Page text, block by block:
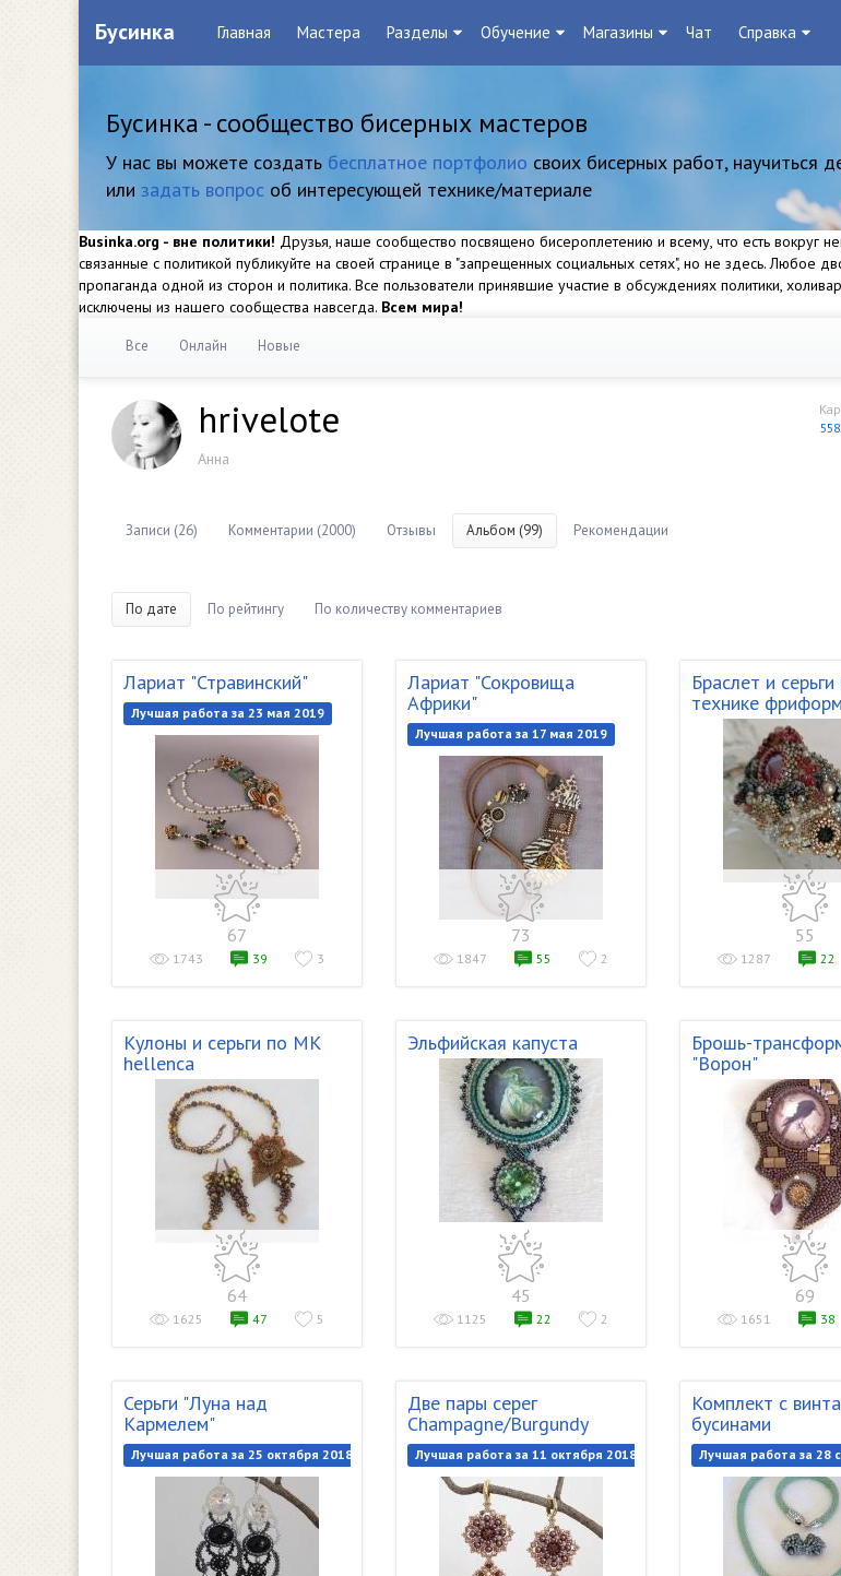
Бусинка Главная Мастера Разделы Обучение Магазины Чат Справка
Бусинка - сообщество бисерных мастеров
У нас вы можете создать бесплатное портфолио своих бисерных работ, научиться
или задать вопрос об интересующей технике/материале
Businka.org - вне политики! Друзья, наше сообщество посвящено бисероплетению и всему, что есть вокруг
связанные с политикой публикуйте на своей странице в "запрещенных социальных сетях", но не здесь. Любое
пропаганда одной из сторон и политика. Все пользователи принявшие участие в обсуждениях политики,
исключены из нашего сообщества навсегда. Всем мира!
Все Онлайн Новые
hrivelote
Анна
Записи (26) Комментарии (2000) Отзывы Альбом (99) Рекомендации
По дате По рейтингу По количеству комментариев
Лариат "Стравинский"
Лучшая работа за 23 мая 2019
67
1743 39 3
Лариат "Сокровища
Африки"
Лучшая работа за 17 мая 2019
73
1847 55 2
Браслет и серьги
технике фриформ
55
1287 22
Кулоны и серьги по МК
hellenca
64
1625 47 5
Эльфийская капуста
45
1125 22 2
Брошь-
"Ворон"
69
1651 38
Серьги "Луна над
Кармелем"
Лучшая работа за 25 октября 2018
Две пары серег
Champagne/Burgundy
Лучшая работа за 11 октября 2018
Комплект с
бусинами
Лучшая работа за 28